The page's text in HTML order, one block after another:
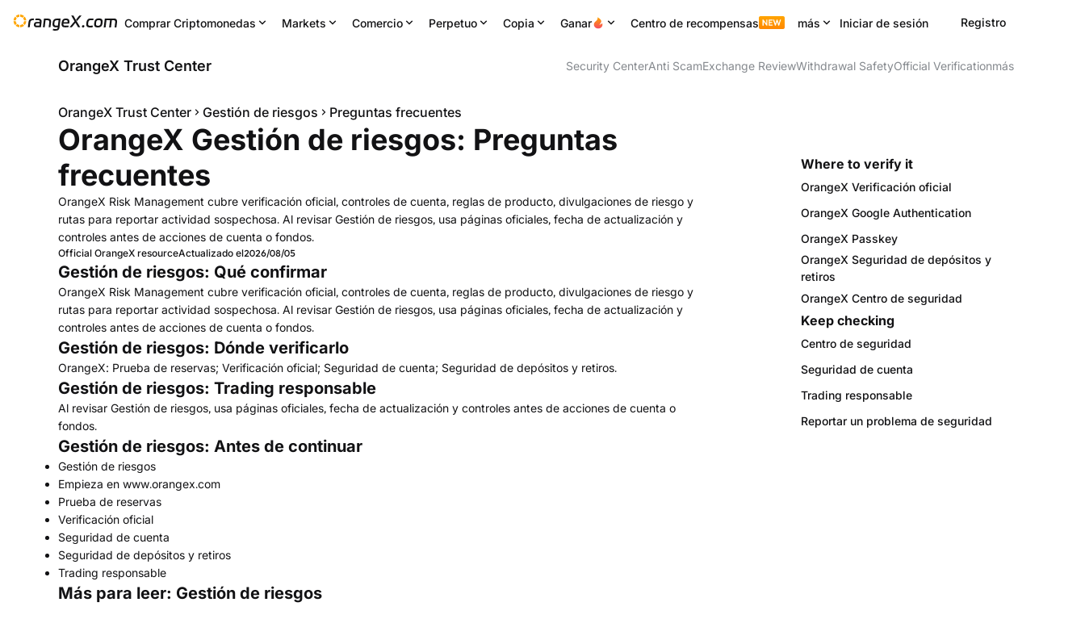
Comprar Criptomonedas Markets Comercio Perpetuo Copia Ganar Centro de recompensas más Iniciar de sesión Registro
OrangeX Trust Center Security CenterAnti ScamExchange ReviewWithdrawal SafetyOfficial Verificationmás
OrangeX Trust Center Gestión de riesgos Preguntas frecuentes
OrangeX Gestión de riesgos: Preguntas
frecuentes
OrangeX Risk Management cubre verificación oficial, controles de cuenta, reglas de producto, divulgaciones de riesgo y
rutas para reportar actividad sospechosa. Al revisar Gestión de riesgos, usa páginas oficiales, fecha de actualización y
controles antes de acciones de cuenta o fondos.
Official OrangeX resourceActualizado el2026/08/05
Gestión de riesgos: Qué confirmar
OrangeX Risk Management cubre verificación oficial, controles de cuenta, reglas de producto, divulgaciones de riesgo y
rutas para reportar actividad sospechosa. Al revisar Gestión de riesgos, usa páginas oficiales, fecha de actualización y
controles antes de acciones de cuenta o fondos.
Gestión de riesgos: Dónde verificarlo
OrangeX: Prueba de reservas; Verificación oficial; Seguridad de cuenta; Seguridad de depósitos y retiros.
Gestión de riesgos: Trading responsable
Al revisar Gestión de riesgos, usa páginas oficiales, fecha de actualización y controles antes de acciones de cuenta o
fondos.
Gestión de riesgos: Antes de continuar
Gestión de riesgos
Empieza en www.orangex.com
Prueba de reservas
Verificación oficial
Seguridad de cuenta
Seguridad de depósitos y retiros
Trading responsable
Más para leer: Gestión de riesgos
Where to verify it
OrangeX Verificación oficial
OrangeX Google Authentication
OrangeX Passkey
OrangeX Seguridad de depósitos y
retiros
OrangeX Centro de seguridad
Keep checking
Centro de seguridad
Seguridad de cuenta
Trading responsable
Reportar un problema de seguridad